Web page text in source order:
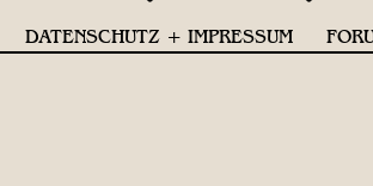
DATENSCHUTZ + IMPRESSUM